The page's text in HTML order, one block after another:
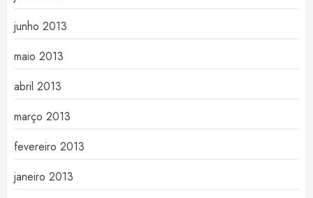
junho 2013
maio 2013
abril 2013
março 2013
fevereiro 2013
janeiro 2013